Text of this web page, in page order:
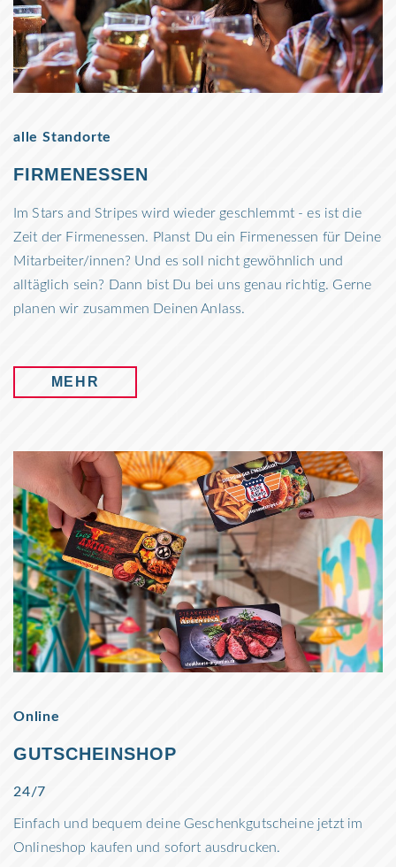
alle Standorte
FIRMENESSEN
Im Stars and Stripes wird wieder geschlemmt - es ist die
Zeit der Firmenessen. Planst Du ein Firmenessen für Deine
Mitarbeiter/innen? Und es soll nicht gewöhnlich und
alltäglich sein? Dann bist Du bei uns genau richtig. Gerne
planen wir zusammen Deinen Anlass.
MEHR
Online
GUTSCHEINSHOP
24/7
Einfach und bequem deine Geschenkgutscheine jetzt im
Onlineshop kaufen und sofort ausdrucken.